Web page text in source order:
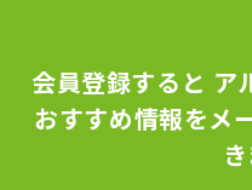
会員登録すると ア
おすすめ情報をメ